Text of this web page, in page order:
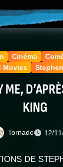
Cinéma
Movies
ME,
KING
Tornado 12/
DE